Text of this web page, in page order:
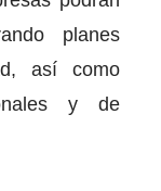
planes
así como
y de